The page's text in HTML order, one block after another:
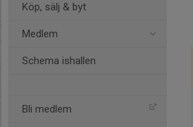
Köp, sälj & byt
Medlem
Schema ishallen
Bli medlem